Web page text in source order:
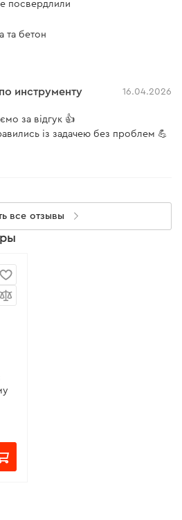
посвердлили
та бетон
инструменту 16.04.2026
за відгук 👍
із задачею без проблем 💪
все отзывы